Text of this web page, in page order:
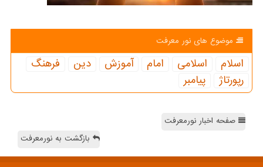
موضوع های نور معرفت
اسلام اسلامی امام آموزش دین
فرهنگ
رپورتاژ
پیامبر
صفحه اخبار نورمعرفت
بازگشت به نورمعرفت